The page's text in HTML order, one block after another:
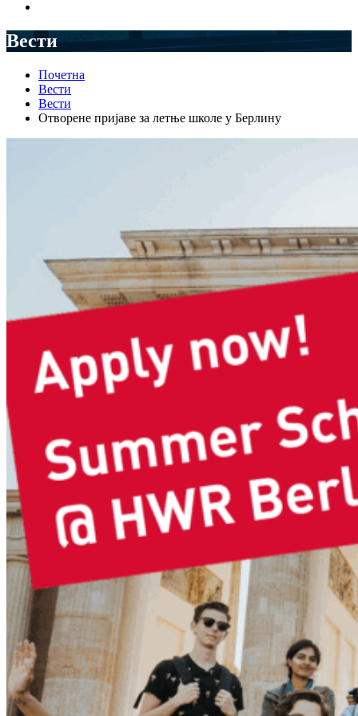
Вести
Почетна
Вести
Вести
Отворене пријаве за летње школе у Берлину